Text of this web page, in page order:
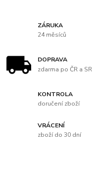
ZÁRUKA
24 měsíců
DOPRAVA
zdarma po ČR a SR
KONTROLA
doručení zboží
VRÁCENÍ
zboží do 30 dní